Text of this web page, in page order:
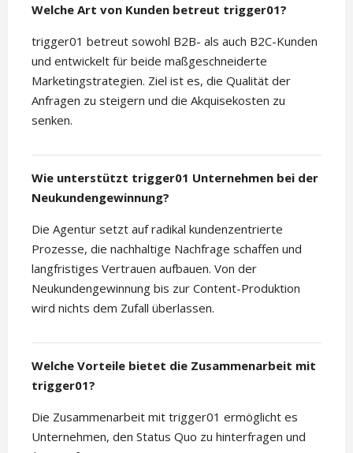
Welche Art von Kunden betreut trigger01?
trigger01 betreut sowohl B2B- als auch B2C-Kunden
und entwickelt für beide maßgeschneiderte
Marketingstrategien. Ziel ist es, die Qualität der
Anfragen zu steigern und die Akquisekosten zu
senken.
Wie unterstützt trigger01 Unternehmen bei der
Neukundengewinnung?
Die Agentur setzt auf radikal kundenzentrierte
Prozesse, die nachhaltige Nachfrage schaffen und
langfristiges Vertrauen aufbauen. Von der
Neukundengewinnung bis zur Content-Produktion
wird nichts dem Zufall überlassen.
Welche Vorteile bietet die Zusammenarbeit mit
trigger01?
Die Zusammenarbeit mit trigger01 ermöglicht es
Unternehmen, den Status Quo zu hinterfragen und